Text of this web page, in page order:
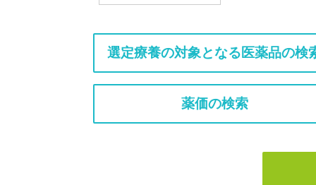
選定療養の対象となる医薬品の検
薬価の検索